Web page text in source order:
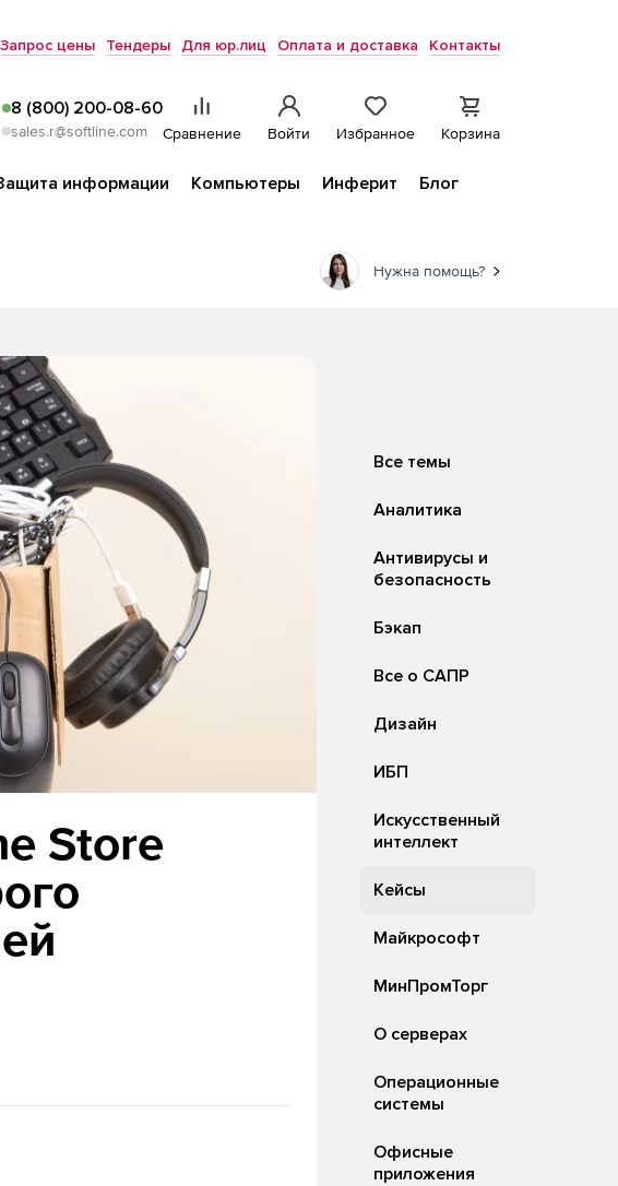
Запрос цены Тендеры Для юр.лиц Оплата и доставка Контакты
8 (800) 200-08-60
sales.r@softline.com Сравнение Войти Избранное Корзина
информации Компьютеры Инферит
Блог
Нужна помощь?
Store
Все темы
Аналитика
Антивирусы и
безопасность
Бэкап
Все о САПР
Дизайн
ИБП
Искусственный
интеллект
Кейсы
Майкрософт
МинПромТорг
О серверах
Операционные
системы
Офисные
приложения